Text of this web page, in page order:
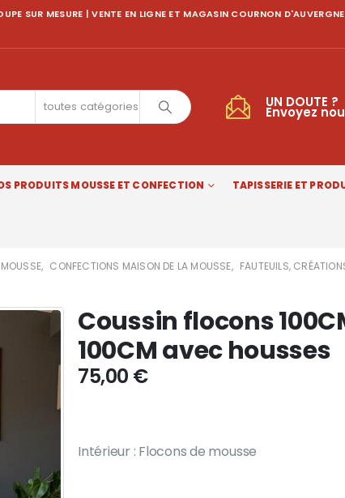
SUR MESURE | VENTE EN LIGNE ET MAGASIN COURNON
toutes catégories UN DOUTE ?
Envoyez
PRODUITS MOUSSE ET CONFECTION TAPISSERIE ET
, CONFECTIONS MAISON DE LA MOUSSE, FAUTEUILS,
Coussin flocons
100CM avec housses
75,00 €
Intérieur : Flocons de mousse